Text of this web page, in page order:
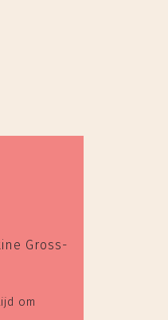
Gross-
om